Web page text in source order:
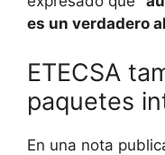
es un verdadero
ETECSA
paquetes
En una nota